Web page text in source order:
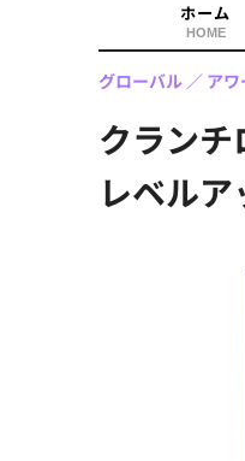
ホーム
HOME
クラン
レベル
グローバル アワ